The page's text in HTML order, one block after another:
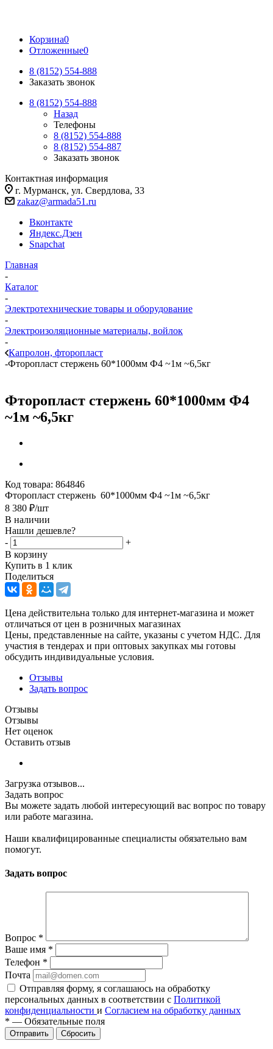
Корзина0
Отложенные0
8 (8152) 554-888
Заказать звонок
8 (8152) 554-888
Назад
Телефоны
8 (8152) 554-888
8 (8152) 554-887
Заказать звонок
Контактная информация
г. Мурманск, ул. Свердлова, 33
zakaz@armada51.ru
Вконтакте
Яндекс.Дзен
Snapchat
Главная
-
Каталог
-
Электротехнические товары и оборудование
-
Электроизоляционные материалы, войлок
-
Капролон, фторопласт
-Фторопласт стержень 60*1000мм Ф4 ~1м ~6,5кг
Фторопласт стержень 60*1000мм Ф4
~1м ~6,5кг
Код товара: 864846
Фторопласт стержень 60*1000мм Ф4 ~1м ~6,5кг
8 380 ₽/шт
В наличии
Нашли дешевле?
-
+
В корзину
Купить в 1 клик
Поделиться
Цена действительна только для интернет-магазина и может
отличаться от цен в розничных магазинах
Цены, представленные на сайте, указаны с учетом НДС. Для
участия в тендерах и при оптовых закупках мы готовы
обсудить индивидуальные условия.
Отзывы
Задать вопрос
Отзывы
Отзывы
Нет оценок
Оставить отзыв
Загрузка отзывов...
Задать вопрос
Вы можете задать любой интересующий вас вопрос по товару
или работе магазина.
Наши квалифицированные специалисты обязательно вам
помогут.
Задать вопрос
Вопрос *
Ваше имя *
Телефон *
Почта
Отправляя форму, я соглашаюсь на обработку
персональных данных в соответствии с Политикой
конфиденциальности и Согласием на обработку данных
* — Обязательные поля
Сбросить